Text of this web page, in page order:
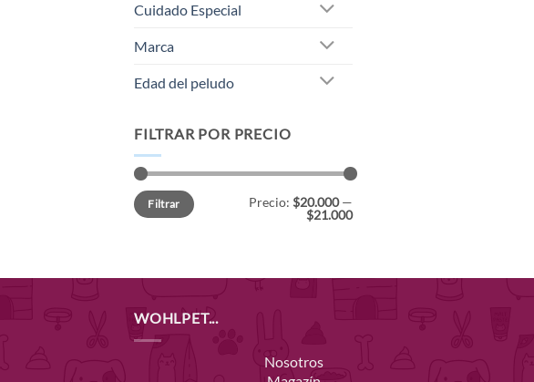
Cuidado Especial
Marca
Edad del peludo
FILTRAR POR PRECIO
Precio
mínimo
Precio
máximo
Filtrar Precio: $20.000—
$21.000
WOHLPET...
Nosotros